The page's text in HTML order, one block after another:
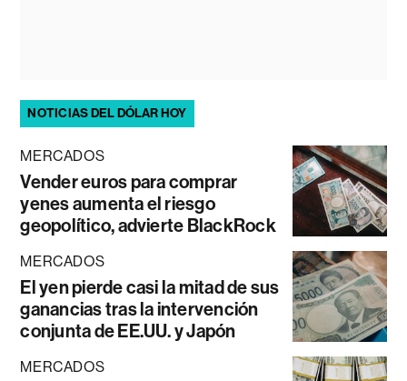
NOTICIAS DEL DÓLAR HOY
MERCADOS
Vender euros para comprar
yenes aumenta el riesgo
geopolítico, advierte BlackRock
MERCADOS
El yen pierde casi la mitad de sus
ganancias tras la intervención
conjunta de EE.UU. y Japón
MERCADOS